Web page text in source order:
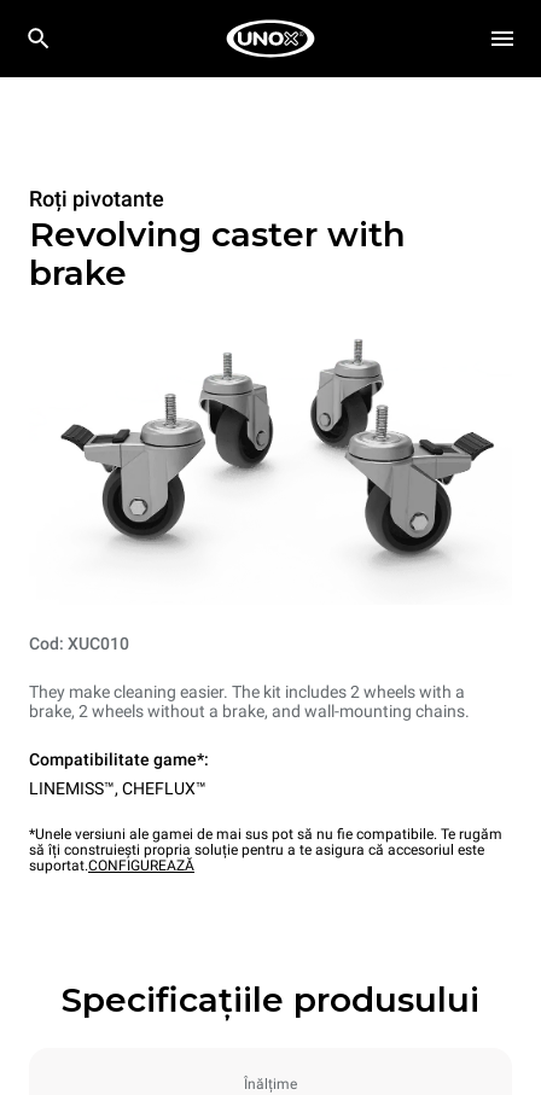
Roți pivotante
Revolving caster with
brake
Cod: XUC010
They make cleaning easier. The kit includes 2 wheels with a
brake, 2 wheels without a brake, and wall-mounting chains.
Compatibilitate game*:
LINEMISS™, CHEFLUX™
*Unele versiuni ale gamei de mai sus pot să nu fie compatibile. Te rugăm
să îți construiești propria soluție pentru a te asigura că accesoriul este
suportat.CONFIGUREAZĂ
Specificațiile produsului
Înălțime